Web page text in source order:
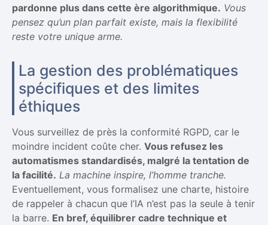
pardonne plus dans cette ère algorithmique. Vous
pensez qu’un plan parfait existe, mais la flexibilité
reste votre unique arme.
La gestion des problématiques
spécifiques et des limites
éthiques
Vous surveillez de près la conformité RGPD, car le
moindre incident coûte cher. Vous refusez les
automatismes standardisés, malgré la tentation de
la facilité. La machine inspire, l’homme tranche.
Eventuellement, vous formalisez une charte, histoire
de rappeler à chacun que l’IA n’est pas la seule à tenir
la barre. En bref, équilibrer cadre technique et